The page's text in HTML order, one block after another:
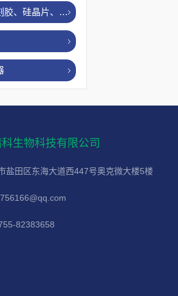
晶圆、光刻胶、硅晶片、烤胶机
生物科技有限公司
盐田区东海大道西447号奥克微大楼5楼
82383658